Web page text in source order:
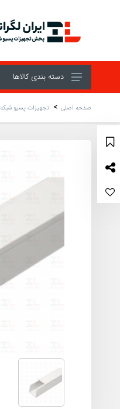
دسته بندی کالاها
صفحه اصلی تجهیزات پسیو شبکه